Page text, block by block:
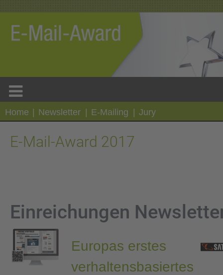
Home Newsletter E-Mailing Jury
E-Mail-Award 2017
Einreichungen
Europas erstes
verhaltensbasiertes